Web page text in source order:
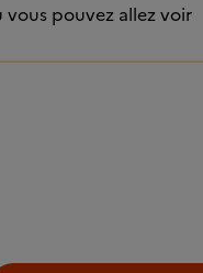
pouvez allez voir